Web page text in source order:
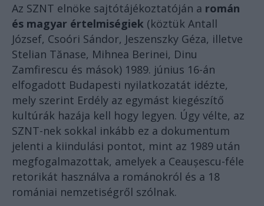
Az SZNT elnöke sajtótájékoztatóján a román
és magyar értelmiségiek (köztük Antall
József, Csoóri Sándor, Jeszenszky Géza, illetve
Stelian Tănase, Mihnea Berinei, Dinu
Zamfirescu és mások) 1989. június 16-án
elfogadott Budapesti nyilatkozatát idézte,
mely szerint Erdély az egymást kiegészítő
kultúrák hazája kell hogy legyen. Úgy vélte, az
SZNT-nek sokkal inkább ez a dokumentum
jelenti a kiindulási pontot, mint az 1989 után
megfogalmazottak, amelyek a Ceaușescu-féle
retorikát használva a románokról és a 18
romániai nemzetiségről szólnak.